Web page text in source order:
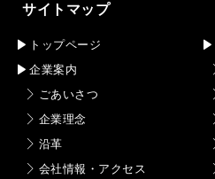
サイトマップ
トップページ
企業案内
ごあいさつ
企業理念
沿革
会社情報・アクセス